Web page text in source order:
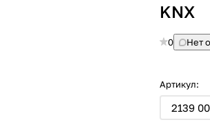
KNX
0 Нет
Артикул:
2139 00